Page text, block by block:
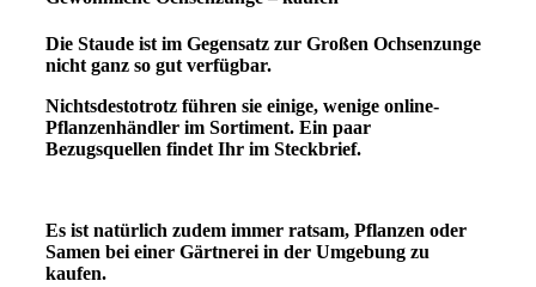
Die Staude ist im Gegensatz zur Großen Ochsenzunge
nicht ganz so gut verfügbar.
Nichtsdestotrotz führen sie einige, wenige online-
Pflanzenhändler im Sortiment. Ein paar
Bezugsquellen findet Ihr im Steckbrief.
Es ist natürlich zudem immer ratsam, Pflanzen oder
Samen bei einer Gärtnerei in der Umgebung zu
kaufen.